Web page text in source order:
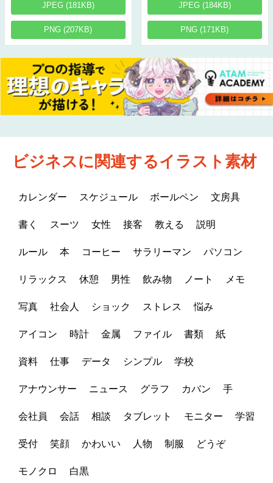
JPEG (181KB)
PNG (207KB)
JPEG (184KB)
PNG (171KB)
ビジネスに関連するイラスト素材
カレンダー スケジュール ボールペン 文房具
書く スーツ 女性 接客 教える 説明
ルール 本 コーヒー サラリーマン パソコン
リラックス 休憩 男性 飲み物 ノート メモ
写真 社会人 ショック ストレス 悩み
アイコン 時計 金属 ファイル 書類 紙
資料 仕事 データ シンプル 学校
アナウンサー ニュース グラフ カバン 手
会社員 会話 相談 タブレット モニター 学習
受付 笑顔 かわいい 人物 制服 どうぞ
モノクロ 白黒